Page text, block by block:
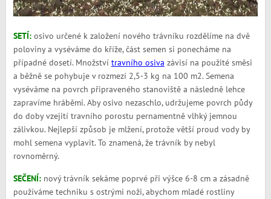
SETÍ: osivo určené k založení nového trávníku rozdělíme na dvě
poloviny a vyséváme do kříže, část semen si ponecháme na
případné dosetí. Množství travního osiva závisí na použité směsi
a běžně se pohybuje v rozmezí 2,5-3 kg na 100 m2. Semena
vyséváme na povrch připraveného stanoviště a následně lehce
zapravíme hráběmi. Aby osivo nezaschlo, udržujeme povrch půdy
do doby vzejití travního porostu pernamentně vlhký jemnou
zálivkou. Nejlepší způsob je mlžení, protože větší proud vody by
mohl semena vyplavit. To znamená, že trávník by nebyl
rovnoměrný.
SEČENÍ: nový trávník sekáme poprvé při výšce 6-8 cm a zásadně
používáme techniku s ostrými noži, abychom mladé rostliny